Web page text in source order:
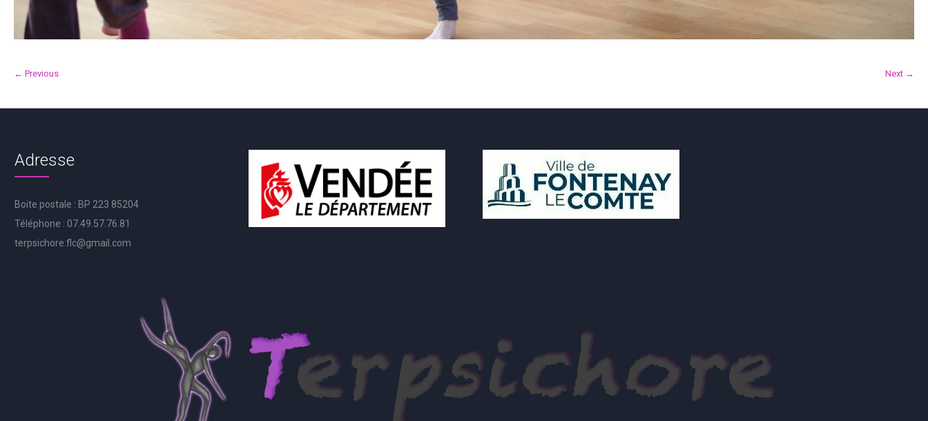
← Previous Next →
Adresse
Boite postale : BP 223 85204
Téléphone : 07.49.57.76.81
terpsichore.flc@gmail.com